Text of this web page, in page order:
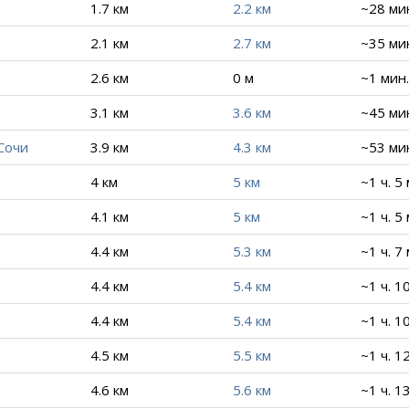
1.7 км 2.2 км
~28
2.1 км
2.7 км
~35
2.6 км
0 м
~1 мин.
3.1 км
3.6 км
~45
3.9 км 4.3 км
~53
4 км
5 км
~1 ч. 5
4.1 км
5 км
~1 ч. 5
4.4 км
5.3 км
~1 ч. 7
4.4 км
5.4 км
~1 ч.
4.4 км
5.4 км
~1 ч.
4.5 км
5.5 км
~1 ч.
4.6 км
5.6 км ~1 ч.